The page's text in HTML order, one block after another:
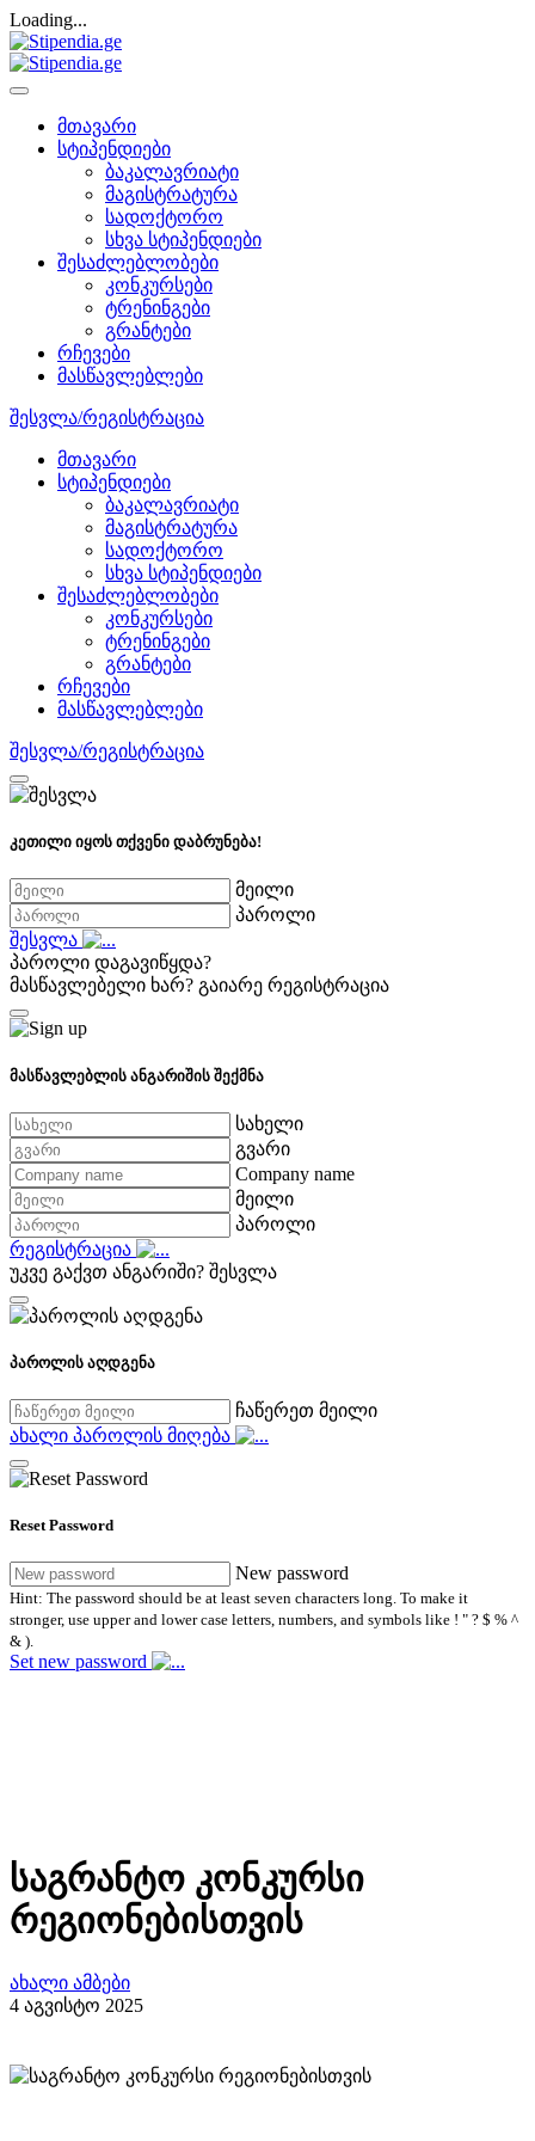
Loading...
მთავარი
სტიპენდიები
ბაკალავრიატი
მაგისტრატურა
სადოქტორო
სხვა სტიპენდიები
შესაძლებლობები
კონკურსები
ტრენინგები
გრანტები
რჩევები
მასწავლებლები
შესვლა/რეგისტრაცია
მთავარი
სტიპენდიები
ბაკალავრიატი
მაგისტრატურა
სადოქტორო
სხვა სტიპენდიები
შესაძლებლობები
კონკურსები
ტრენინგები
გრანტები
რჩევები
მასწავლებლები
შესვლა/რეგისტრაცია
კეთილი იყოს თქვენი დაბრუნება!
მეილი
პაროლი
შესვლა
პაროლი დაგავიწყდა?
მასწავლებელი ხარ? გაიარე რეგისტრაცია
მასწავლებლის ანგარიშის შექმნა
სახელი
გვარი
Company name
მეილი
პაროლი
რეგისტრაცია
უკვე გაქვთ ანგარიში? შესვლა
პაროლის აღდგენა
ჩაწერეთ მეილი
ახალი პაროლის მიღება
Reset Password
New password
Hint: The password should be at least seven characters long. To make it
stronger, use upper and lower case letters, numbers, and symbols like ! " ? $ % ^
& ).
Set new password
საგრანტო კონკურსი
რეგიონებისთვის
ახალი ამბები
4 აგვისტო 2025